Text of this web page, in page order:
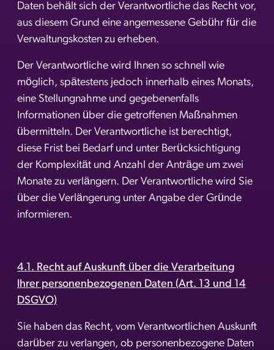
Daten behält sich der Verantwortliche das Recht vor,
aus diesem Grund eine angemessene Gebühr für die
Verwaltungskosten zu erheben.
Der Verantwortliche wird Ihnen so schnell wie
möglich, spätestens jedoch innerhalb eines Monats,
eine Stellungnahme und gegebenenfalls
Informationen über die getroffenen Maßnahmen
übermitteln. Der Verantwortliche ist berechtigt,
diese Frist bei Bedarf und unter Berücksichtigung
der Komplexität und Anzahl der Anträge um zwei
Monate zu verlängern. Der Verantwortliche wird Sie
über die Verlängerung unter Angabe der Gründe
informieren.
4.1. Recht auf Auskunft über die Verarbeitung
Ihrer personenbezogenen Daten (Art. 13 und 14
DSGVO)
Sie haben das Recht, vom Verantwortlichen Auskunft
darüber zu verlangen, ob personenbezogene Daten